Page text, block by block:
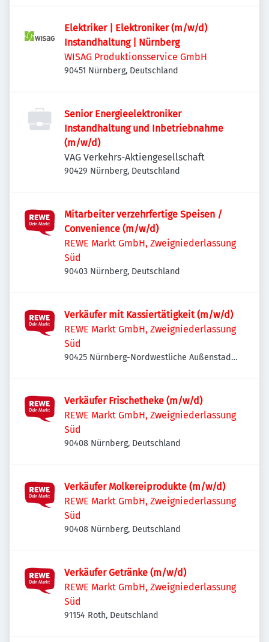
Elektriker | Elektroniker (m/w/d)
Instandhaltung | Nürnberg
WISAG Produktionsservice GmbH
90451 Nürnberg, Deutschland
Senior Energieelektroniker
Instandhaltung und Inbetriebnahme
(m/w/d)
VAG Verkehrs-Aktiengesellschaft
90429 Nürnberg, Deutschland
Mitarbeiter verzehrfertige Speisen /
Convenience (m/w/d)
REWE Markt GmbH, Zweigniederlassung
Süd
90403 Nürnberg, Deutschland
Verkäufer mit Kassiertätigkeit (m/w/d)
REWE Markt GmbH, Zweigniederlassung
Süd
90425 Nürnberg-Nordwestliche Außenstadt,
Verkäufer Frischetheke (m/w/d)
REWE Markt GmbH, Zweigniederlassung
Süd
90408 Nürnberg, Deutschland
Verkäufer Molkereiprodukte (m/w/d)
REWE Markt GmbH, Zweigniederlassung
Süd
90408 Nürnberg, Deutschland
Verkäufer Getränke (m/w/d)
REWE Markt GmbH, Zweigniederlassung
Süd
91154 Roth, Deutschland